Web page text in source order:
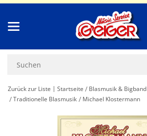
Zurück zur Liste Startseite
Blasmusik & Bigband
Traditionelle Blasmusik
Michael Klostermann